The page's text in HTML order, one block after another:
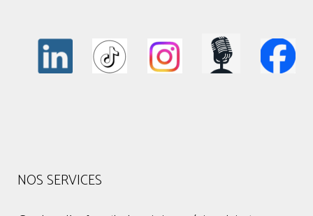
NOS SERVICES